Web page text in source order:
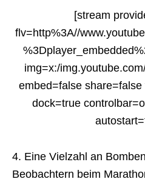
[stream
flv=http%3A//
img=x:/
embed=false
dock=true
4. Eine Vielzahl an
Beobachtern beim